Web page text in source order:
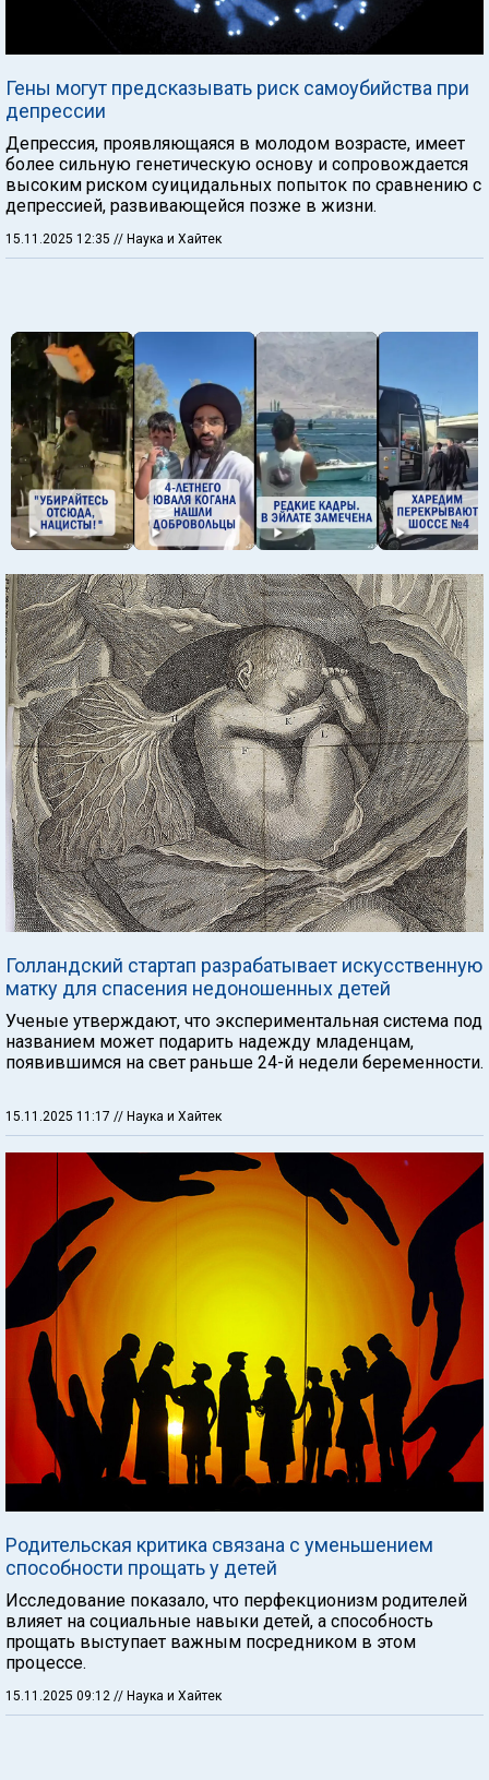
Гены могут предсказывать риск самоубийства при
депрессии
Депрессия, проявляющаяся в молодом возрасте, имеет
более сильную генетическую основу и сопровождается
высоким риском суицидальных попыток по сравнению с
депрессией, развивающейся позже в жизни.
15.11.2025 12:35 // Наука и Хайтек
Голландский стартап разрабатывает искусственную
матку для спасения недоношенных детей
Ученые утверждают, что экспериментальная система под
названием может подарить надежду младенцам,
появившимся на свет раньше 24-й недели беременности.
15.11.2025 11:17 // Наука и Хайтек
Родительская критика связана с уменьшением
способности прощать у детей
Исследование показало, что перфекционизм родителей
влияет на социальные навыки детей, а способность
прощать выступает важным посредником в этом
процессе.
15.11.2025 09:12 // Наука и Хайтек